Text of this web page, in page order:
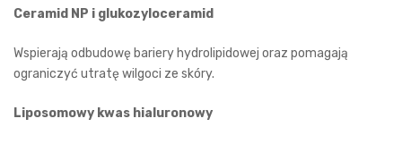
Ceramid NP i glukozyloceramid
Wspierają odbudowę bariery hydrolipidowej oraz pomagają
ograniczyć utratę wilgoci ze skóry.
Liposomowy kwas hialuronowy